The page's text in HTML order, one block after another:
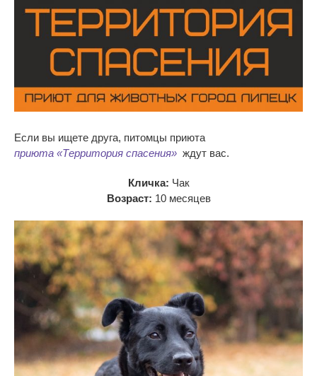
Если вы ищете друга, питомцы приюта
приюта «Территория спасения» ждут вас.
Кличка: Чак
Возраст: 10 месяцев